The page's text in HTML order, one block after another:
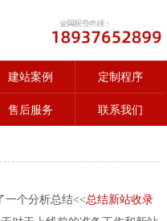
建站案例 定制程序
售后服务 联系我们
一个分析总结<<总结新站收录